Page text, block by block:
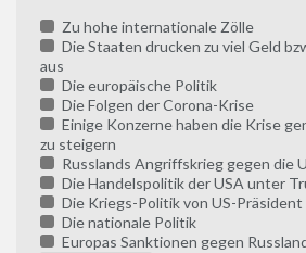
Zu hohe internationale Zölle
Die Staaten drucken zu viel Geld
aus
Die europäische Politik
Die Folgen der Corona-Krise
Einige Konzerne haben die Krise
zu steigern
Russlands Angriffskrieg gegen die
Die Handelspolitik der USA unter
Die Kriegs-Politik von US-Präsident
Die nationale Politik
Europas Sanktionen gegen